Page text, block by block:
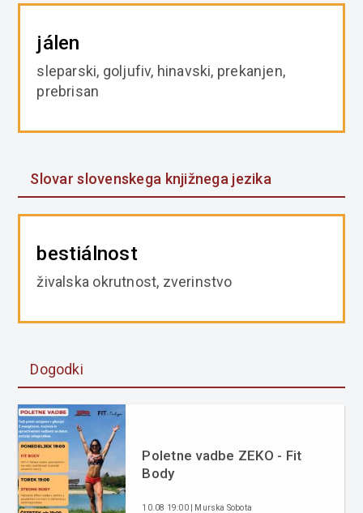
jálen
sleparski, goljufiv, hinavski, prekanjen,
prebrisan
Slovar slovenskega knjižnega jezika
bestiálnost
živalska okrutnost, zverinstvo
Dogodki
Poletne vadbe ZEKO - Fit
Body
10.08 19:00 | Murska Sobota